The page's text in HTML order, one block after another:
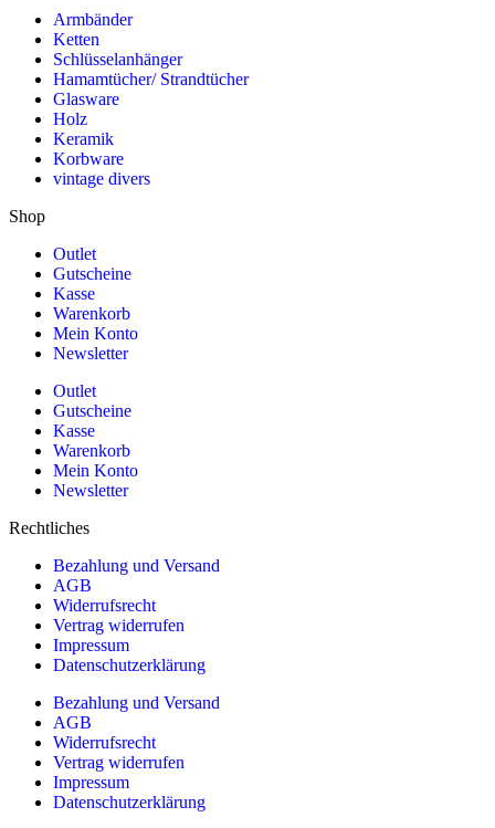
Armbänder
Ketten
Schlüsselanhänger
Hamamtücher/ Strandtücher
Glasware
Holz
Keramik
Korbware
vintage divers
Shop
Outlet
Gutscheine
Kasse
Warenkorb
Mein Konto
Newsletter
Outlet
Gutscheine
Kasse
Warenkorb
Mein Konto
Newsletter
Rechtliches
Bezahlung und Versand
AGB
Widerrufsrecht
Vertrag widerrufen
Impressum
Datenschutzerklärung
Bezahlung und Versand
AGB
Widerrufsrecht
Vertrag widerrufen
Impressum
Datenschutzerklärung